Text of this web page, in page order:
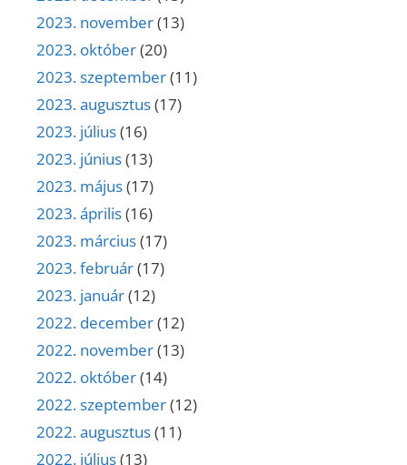
2023. november(13)
2023. október(20)
2023. szeptember(11)
2023. augusztus(17)
2023. július(16)
2023. június(13)
2023. május(17)
2023. április(16)
2023. március(17)
2023. február(17)
2023. január(12)
2022. december(12)
2022. november(13)
2022. október(14)
2022. szeptember(12)
2022. augusztus(11)
2022. július(13)